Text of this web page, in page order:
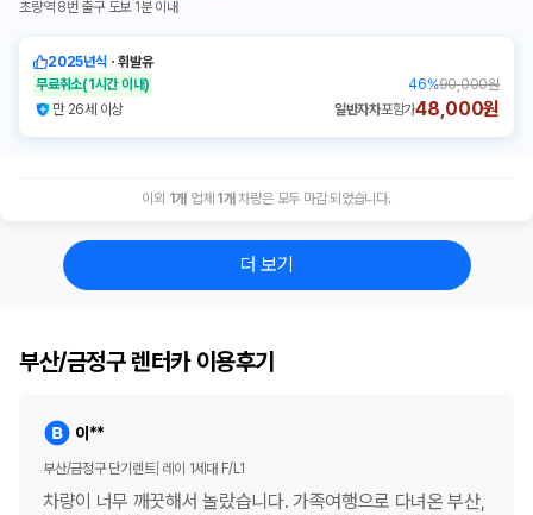
초량역 8번 출구 도보 1분 이내
2025년식 ㆍ휘발유
무료취소(1시간 이내) 46%90,000원
만 26세 이상
일반자차포함가48,000원
이외 1개 업체 1 개 차량은 모두 마감 되었습니다.
더 보기
부산/금정구 렌터카 이용후기
이**
부산/금정구 단기렌트 레이 1세대 F/L1
차량이 너무 깨끗해서 놀랐습니다. 가족여행으로 다녀온 부산,